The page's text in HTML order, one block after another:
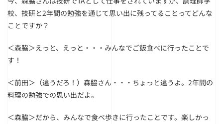
校、技研と2年間の勉強を通じて思い出に残ってることってどんな
ことですか？
＜森脇＞えっと、えっと・・・みんなでご飯食べに行ったことで
す！
＜前田＞（違うだろ！）森脇さん・・・ちょっと違うよ。2年間の
料理の勉強での思い出だよ。
＜森脇＞だから、みんなで食べ歩きに行ったことです。楽しかっ